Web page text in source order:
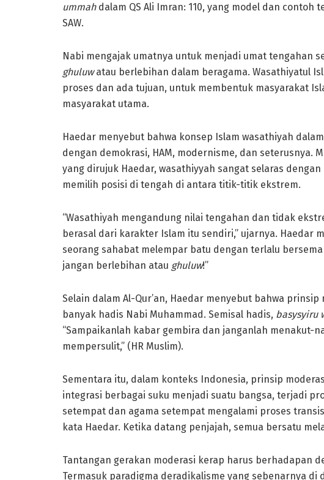
ummahdalam QS Ali Imran: 110, yang model dan contoh
SAW.
Nabi mengajak umatnya untuk menjadi umat tengahan
ghuluwatau berlebihan dalam beragama. Wasathiyatul
proses dan ada tujuan, untuk membentuk masyarakat
masyarakat utama.
Haedar menyebut bahwa konsep Islam wasathiyah
dengan demokrasi, HAM, modernisme, dan seterusnya.
yang dirujuk Haedar, wasathiyyah sangat selaras
memilih posisi di tengah di antara titik-titik ekstrem.
“Wasathiyah mengandung nilai tengahan dan tidak
berasal dari karakter Islam itu sendiri,” ujarnya. Haedar
seorang sahabat melempar batu dengan terlalu
jangan berlebihan atau ghuluw!”
Selain dalam Al-Qur’an, Haedar menyebut bahwa
banyak hadis Nabi Muhammad. Semisal hadis, basysyiru
“Sampaikanlah kabar gembira dan janganlah menakut-
mempersulit,” (HR Muslim).
Sementara itu, dalam konteks Indonesia, prinsip
integrasi berbagai suku menjadi suatu bangsa, terjadi
setempat dan agama setempat mengalami proses
kata Haedar. Ketika datang penjajah, semua bersatu
Tantangan gerakan moderasi kerap harus berhadapan
Termasuk paradigma deradikalisme yang sebenarnya